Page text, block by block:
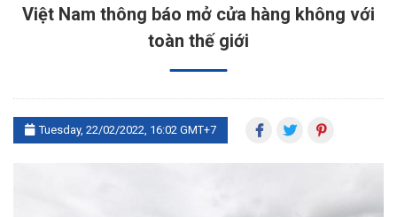
Việt Nam thông báo mở cửa hàng không với
toàn thế giới
Tuesday, 22/02/2022, 16:02 GMT+7